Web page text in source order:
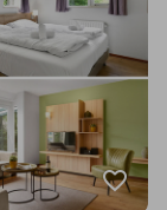
favorite_border